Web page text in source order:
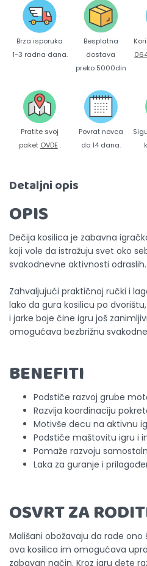
Brza isporuka
1-3 radna dana.
Besplatna
dostava
preko 5000din
Pratite svoj
paket OVDE .
Povrat novca
do 14 dana.
Detaljni opis
OPIS
Dečija kosilica je zabavna
koji vole da istražuju svet oko
svakodnevne aktivnosti odraslih.
Zahvaljujući praktičnoj ručki i
lako da gura kosilicu po
i jarke boje čine igru još
omogućava bezbrižnu
BENEFITI
Podstiče razvoj grube
Razvija koordinaciju
Motivše decu na aktivnu
Podstiče maštovitu igru i
Pomaže razvoju
Laka za guranje i
OSVRT ZA
Mališani obožavaju da rade
ova kosilica im omogućava
zabavan način. Kroz igru dete